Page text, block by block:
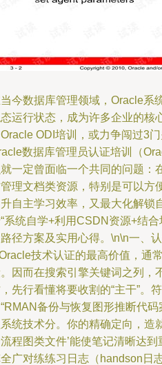
今数据库管理领域，Oracle系
运行状态，成为许多企业的核
ODI培训，或力争闯过3
数据库管理员认证培训（
一定曾面临一个共同的问题：
理文档类资源，特别是可以方
自主学习效率，又最大化解锁
系统自学+利用CSDN资源+结
径方案及实用心得。\n\n一、
技术认证的最高价值，通
因而在搜索引擎关键词之列，
先行看懂将要收割的“主干”。
备份与恢复图形推断代
统技术分。你的精确定向，造
程图类文件’能使笔记清晰达
广对练练习日志（handson日